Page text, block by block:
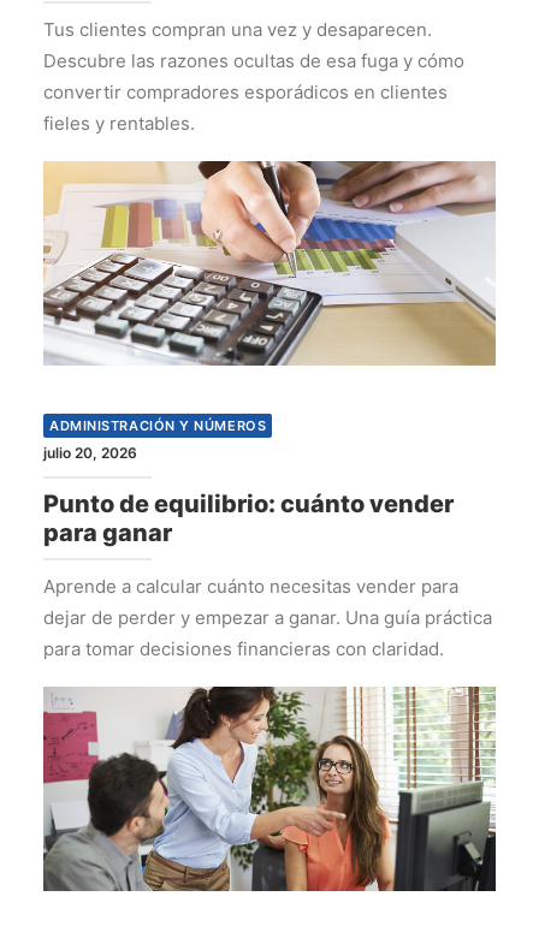
Tus clientes compran una vez y desaparecen.
Descubre las razones ocultas de esa fuga y cómo
convertir compradores esporádicos en clientes
fieles y rentables.
ADMINISTRACIÓN Y NÚMEROS
julio 20, 2026
Punto de equilibrio: cuánto vender
para ganar
Aprende a calcular cuánto necesitas vender para
dejar de perder y empezar a ganar. Una guía práctica
para tomar decisiones financieras con claridad.